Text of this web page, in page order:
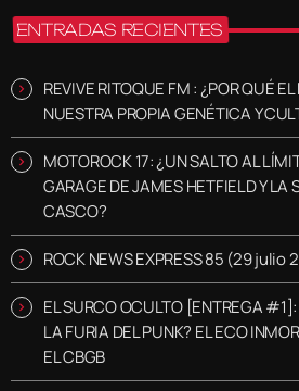
ENTRADAS RECIENTES
REVIVE RITOQUE FM : ¿POR QUÉ
NUESTRA PROPIA GENÉTICA Y
MOTOROCK 17: ¿UN SALTO AL
GARAGE DE JAMES HETFIELD Y LA
CASCO?
ROCK NEWS EXPRESS 85 (29 julio
EL SURCO OCULTO [ENTREGA
LA FURIA DEL PUNK? EL ECO
EL CBGB